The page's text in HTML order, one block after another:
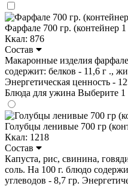
Фарфале 700 гр. (контейнер 1
Ккал: 876
Состав
Макаронные изделия
содержит: белков - 11,6 г .,
Энергетическая ценность -
Блюда для ужина Выберите 1
Голубцы ленивые 700 гр
Ккал: 1218
Состав
Капуста, рис, свинина,
соль. На 100 г. блюдо
углеводов - 8,7 гр.